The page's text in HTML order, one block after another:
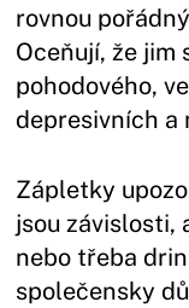
rovnou
Oceňují, že jim
pohodového,
depresivních a
Zápletky
jsou závislosti,
nebo třeba
společensky